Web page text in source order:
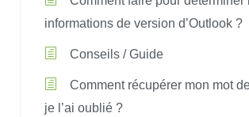
informations de version d’Outlook ?
Conseils / Guide
Comment récupérer mon mot
je l’ai oublié ?